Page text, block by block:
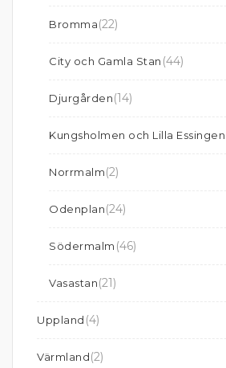
Bromma(22)
City och Gamla Stan (44)
Djurgården(14)
Kungsholmen och Lilla Essingen
Norrmalm(2)
Odenplan(24)
Södermalm (46)
Vasastan(21)
Uppland (4)
Värmland(2)